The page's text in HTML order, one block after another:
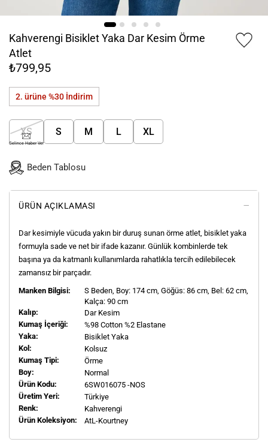
Kahverengi Bisiklet Yaka Dar Kesim Örme
Atlet
₺799,95
2. ürüne %30 İndirim
XS
Gelince Haber Ver
S M L XL
Beden Tablosu
ÜRÜN AÇIKLAMASI
Dar kesimiyle vücuda yakın bir duruş sunan örme atlet, bisiklet yaka
formuyla sade ve net bir ifade kazanır. Günlük kombinlerde tek
başına ya da katmanlı kullanımlarda rahatlıkla tercih edilebilecek
zamansız bir parçadır.
Manken Bilgisi:
S Beden, Boy: 174 cm, Göğüs: 86 cm, Bel: 62 cm,
Kalça: 90 cm
Kalıp:
Dar Kesim
Kumaş İçeriği:
%98 Cotton %2 Elastane
Yaka:
Bisiklet Yaka
Kol:
Kolsuz
Kumaş Tipi:
Örme
Boy:
Normal
Ürün Kodu:
6SW016075 -NOS
Üretim Yeri:
Türkiye
Renk:
Kahverengi
Ürün Koleksiyon:
AtL-Kourtney